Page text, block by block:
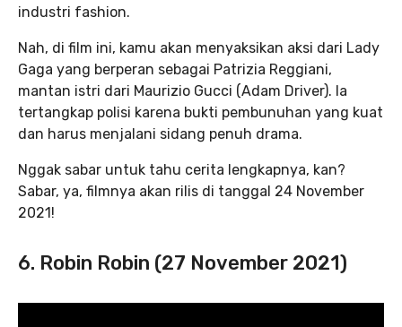
industri fashion.
Nah, di film ini, kamu akan menyaksikan aksi dari Lady
Gaga yang berperan sebagai Patrizia Reggiani,
mantan istri dari Maurizio Gucci (Adam Driver). Ia
tertangkap polisi karena bukti pembunuhan yang kuat
dan harus menjalani sidang penuh drama.
Nggak sabar untuk tahu cerita lengkapnya, kan?
Sabar, ya, filmnya akan rilis di tanggal 24 November
2021!
6. Robin Robin (27 November 2021)